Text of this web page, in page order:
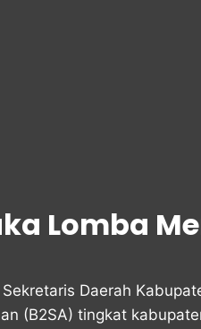
Lomba
Sekretaris Daerah
(B2SA) tingkat